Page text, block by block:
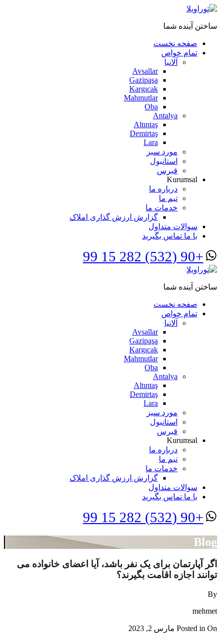
ساختن آینده شما
صفحه نخست
تمام خواص
آلانیا
Avsallar
Gazipaşa
Kargıcak
Mahmutlar
Oba
Antalya
Altıntaş
Demirtaş
Lara
مورد سبز
استانبول
قبرس
Kurumsal
درباره ما
تیم ما
خدمات ما
گزارش ارزش گذاری املاک
سوالات متداول
با ما تماس بگیرید
+90 (532) 282 15 99
ساختن آینده شما
صفحه نخست
تمام خواص
آلانیا
Avsallar
Gazipaşa
Kargıcak
Mahmutlar
Oba
Antalya
Altıntaş
Demirtaş
Lara
مورد سبز
استانبول
قبرس
Kurumsal
درباره ما
تیم ما
خدمات ما
گزارش ارزش گذاری املاک
سوالات متداول
با ما تماس بگیرید
+90 (532) 282 15 99
Blog
اگر آپارتمان برای یک نفر باشد، آیا اعضای خانواده می
توانند اجازه اقامت بگیرند؟
By
mehmet
Posted in On مارس 2, 2023